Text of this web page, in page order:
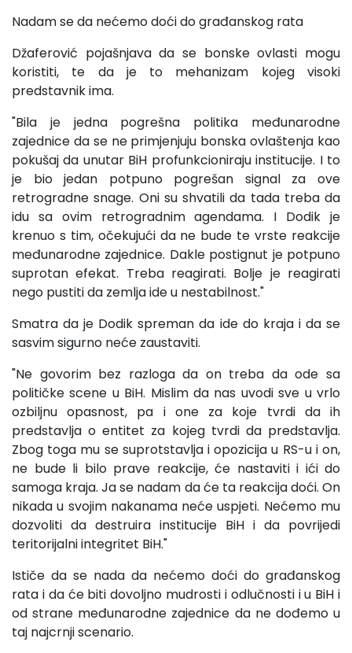
Nadam se da nećemo doći do građanskog rata
Džaferović pojašnjava da se bonske ovlasti mogu
koristiti, te da je to mehanizam kojeg visoki
predstavnik ima.
"Bila je jedna pogrešna politika međunarodne
zajednice da se ne primjenjuju bonska ovlaštenja kao
pokušaj da unutar BiH profunkcioniraju institucije. I to
je bio jedan potpuno pogrešan signal za ove
retrogradne snage. Oni su shvatili da tada treba da
idu sa ovim retrogradnim agendama. I Dodik je
krenuo s tim, očekujući da ne bude te vrste reakcije
međunarodne zajednice. Dakle postignut je potpuno
suprotan efekat. Treba reagirati. Bolje je reagirati
nego pustiti da zemlja ide u nestabilnost."
Smatra da je Dodik spreman da ide do kraja i da se
sasvim sigurno neće zaustaviti.
"Ne govorim bez razloga da on treba da ode sa
političke scene u BiH. Mislim da nas uvodi sve u vrlo
ozbiljnu opasnost, pa i one za koje tvrdi da ih
predstavlja o entitet za kojeg tvrdi da predstavlja.
Zbog toga mu se suprotstavlja i opozicija u RS-u i on,
ne bude li bilo prave reakcije, će nastaviti i ići do
samoga kraja. Ja se nadam da će ta reakcija doći. On
nikada u svojim nakanama neće uspjeti. Nećemo mu
dozvoliti da destruira institucije BiH i da povrijedi
teritorijalni integritet BiH."
Ističe da se nada da nećemo doći do građanskog
rata i da će biti dovoljno mudrosti i odlučnosti i u BiH i
od strane međunarodne zajednice da ne dođemo u
taj najcrnji scenario.